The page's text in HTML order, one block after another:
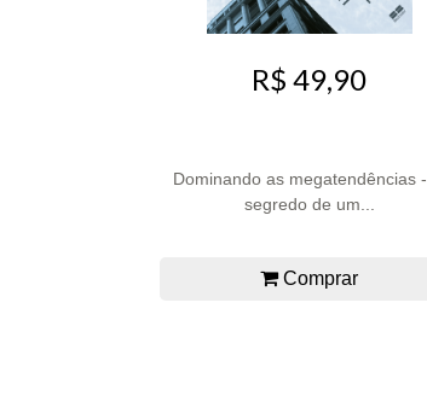
R$ 49,90
Dominando as megatendências
segredo de um...
Comprar